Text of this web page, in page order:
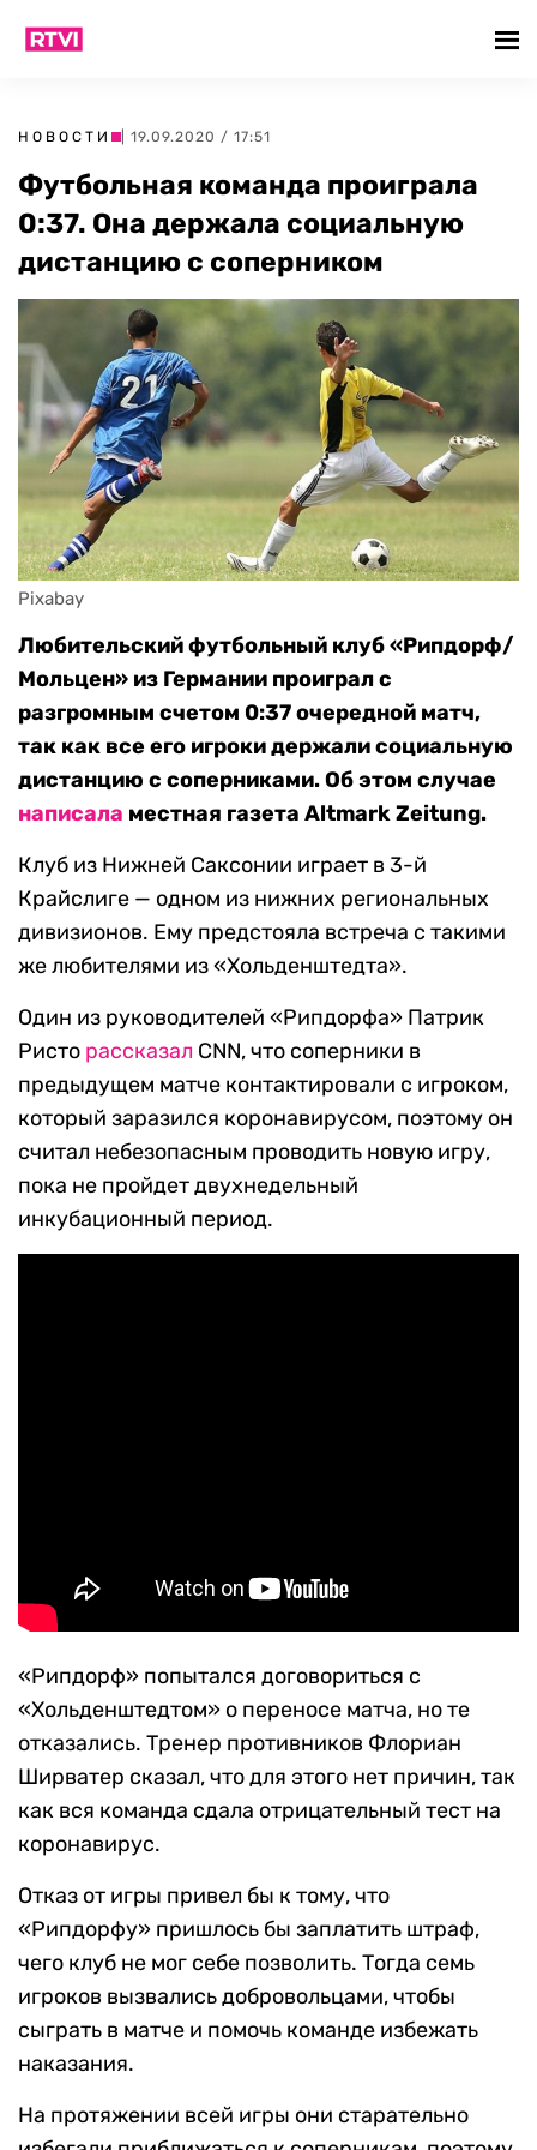
НОВОСТИ | 19.09.2020 / 17:51
Футбольная команда проиграла
0:37. Она держала социальную
дистанцию с соперником
Pixabay
Любительский футбольный клуб «Рипдорф/
Мольцен» из Германии проиграл с
разгромным счетом 0:37 очередной матч,
так как все его игроки держали социальную
дистанцию с соперниками. Об этом случае
написала местная газета Altmark Zeitung.
Клуб из Нижней Саксонии играет в 3-й
Крайслиге — одном из нижних региональных
дивизионов. Ему предстояла встреча с такими
же любителями из «Хольденштедта».
Один из руководителей «Рипдорфа» Патрик
Ристо рассказал CNN, что соперники в
предыдущем матче контактировали с игроком,
который заразился коронавирусом, поэтому он
считал небезопасным проводить новую игру,
пока не пройдет двухнедельный
инкубационный период.
«Рипдорф» попытался договориться с
«Хольденштедтом» о переносе матча, но те
отказались. Тренер противников Флориан
Ширватер сказал, что для этого нет причин, так
как вся команда сдала отрицательный тест на
коронавирус.
Отказ от игры привел бы к тому, что
«Рипдорфу» пришлось бы заплатить штраф,
чего клуб не мог себе позволить. Тогда семь
игроков вызвались добровольцами, чтобы
сыграть в матче и помочь команде избежать
наказания.
На протяжении всей игры они старательно